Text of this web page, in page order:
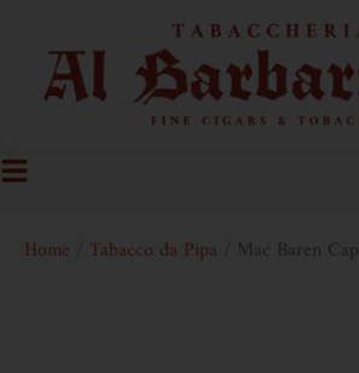
Home Tabacco da Pipa / Mac Baren